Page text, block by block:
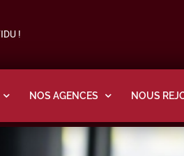
!
NOS AGENCES NOUS